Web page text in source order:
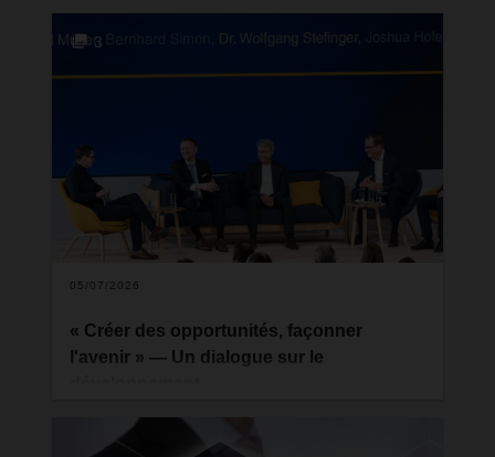
intention de doubler le nombre de ses zones de
livraison urbaine zéro émission en Europe sur une
atteint cet objectif fin 2025. Dans 25 grandes villes
périmètres urbains où les envois groupage non
réfrigérés sont livrés sans émissions locales.
L'entreprise concrétise ainsi un nouvel élément de
sa stratégie climatique à long terme.
3
05/07/2026
« Créer des opportunités, façonner
l'avenir » — Un dialogue sur le
Depuis vingt ans, DACHSER et l'organisation de
défense des droits de l'enfant Terre des Hommes